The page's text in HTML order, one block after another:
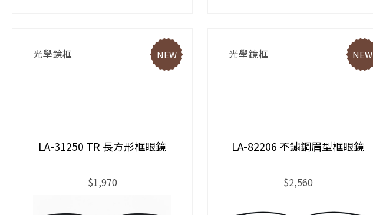
光學鏡框 NEW
LA-31250 TR 長方形框眼鏡
$1,970
光學鏡框 NEW
LA-82206 不鏽鋼眉型框眼鏡
$2,560